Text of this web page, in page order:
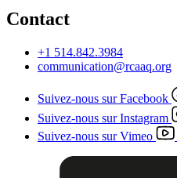
Contact
+1 514.842.3984
communication@rcaaq.org
Suivez-nous sur Facebook
Suivez-nous sur Instagram
Suivez-nous sur Vimeo